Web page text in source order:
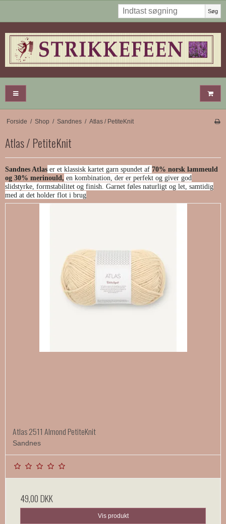
Søg
Forside / Shop / Sandnes / Atlas / PetiteKnit
Atlas / PetiteKnit
Sandnes Atlas er et klassisk kartet garn spundet af 70% norsk lammeuld
og 30% merinould, en kombination, der er perfekt og giver god
slidstyrke, formstabilitet og finish. Garnet føles naturligt og let, samtidig
med at det holder flot i brug
Atlas 2511 Almond PetiteKnit
Sandnes
49,00 DKK
Vis produkt